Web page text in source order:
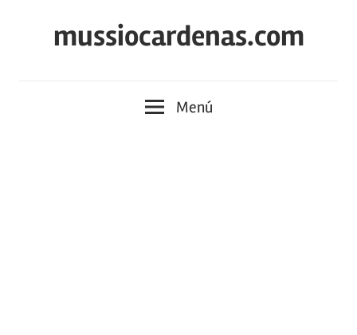
mussiocardenas.com
Menú